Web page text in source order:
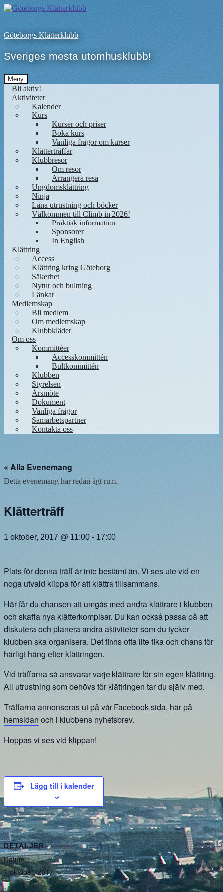
Hoppa
innehåll
Göteborgs Klätterklubb
Sveriges mesta utomhusklubb!
Meny
Bli aktiv!
Aktiviteter
Kalender
Kurs
Kurser och priser
Boka kurs
Vanliga frågor om kurser
Klätterträffar
Klubbresor
Om resor
Arrangera resa
Ungdomsklättring
Ninja
Låna utrustning och böcker
Välkommen till Climb in 2026!
Praktisk information
Sponsorer
In English
Klättring
Access
Klättring kring Göteborg
Säkerhet
Nytur och bultning
Länkar
Medlemskap
Bli medlem
Om medlemskap
Klubbkläder
Om oss
Kommittéer
Accesskommittén
Bultkommittén
Klubben
Styrelsen
Årsmöte
Dokument
Vanliga frågor
Samarbetspartner
Kontakta oss
« Alla Evenemang
Detta evenemang har redan ägt rum.
Klätterträff
1 oktober, 2017 @ 11:00 - 17:00
Plats för denna träff är inte bestämt än. Vi ses ute vid en
noga utvald klippa för att klättra tillsammans.
Här får du chansen att umgås med andra klättrare i klubben
och skaffa nya klätterkompisar. Du kan också passa på att
diskutera och planera andra aktiviteter som du tycker
klubben ska organisera. Det finns ofta lite fika och chans för
härligt häng efter klättringen.
Vid träffarna så ansvarar varje klättrare för sin egen klättring.
All utrustning som behövs för klättringen tar du själv med.
Träffarna annonseras ut på vårFacebook-sida, här på
hemsidan och i klubbens nyhetsbrev.
Hoppas vi ses vid klippan!
Lägg till i kalender
DETALJER
Datum:
1 oktober, 2017
Tid: